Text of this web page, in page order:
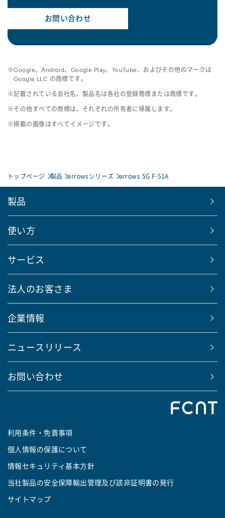
お問い合わせ
Google、Android、Google Play、YouTube、およびその他のマークは
Google LLC の商標です。
記載されている会社名、製品名は各社の登録商標または商標です。
その他すべての商標は、それぞれの所有者に帰属します。
掲載の画像はすべてイメージです。
トップページ 製品 arrowsシリーズ arrows 5G F-51A
製品
使い方
サービス
法人のお客さま
企業情報
ニュースリリース
お問い合わせ
利用条件・免責事項
個人情報の保護について
情報セキュリティ基本方針
当社製品の安全保障輸出管理及び該非証明書の発行
サイトマップ